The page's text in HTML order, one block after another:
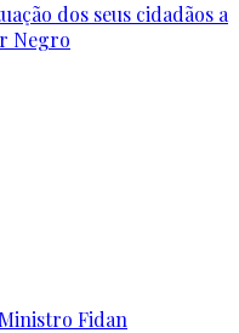
dos seus cidadãos a
Negro
Fidan